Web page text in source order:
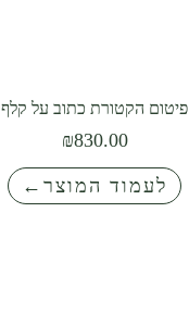
פיטום הקטורת כתוב על קלף
₪830.00
לעמוד המוצר←